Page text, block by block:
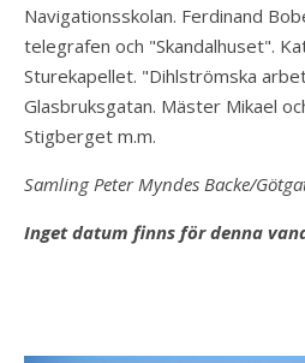
Navigationsskolan. Ferdinand
telegrafen och "Skandalhuset".
Sturekapellet. "Dihlströmska
Glasbruksgatan. Mäster Mikael
Stigberget m.m.
Samling Peter Myndes Backe/
Inget datum finns för denna